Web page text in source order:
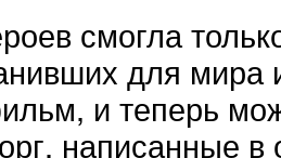
смогла
для
и теперь
написанные в